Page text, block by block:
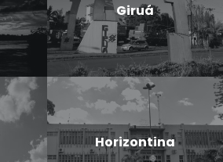
Giruá
Horizontina